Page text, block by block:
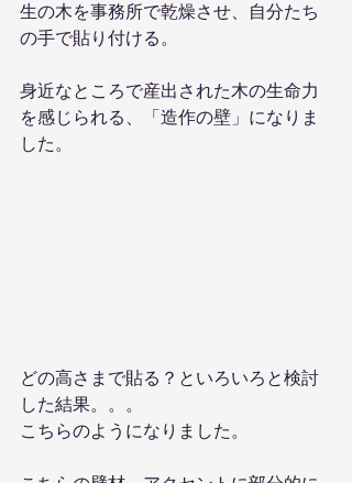
生の木を事務所で乾燥させ、自分たち
の手で貼り付ける。
身近なところで産出された木の生命力
を感じられる、「造作の壁」になりま
した。
どの高さまで貼る？といろいろと検討
した結果。。。
こちらのようになりました。